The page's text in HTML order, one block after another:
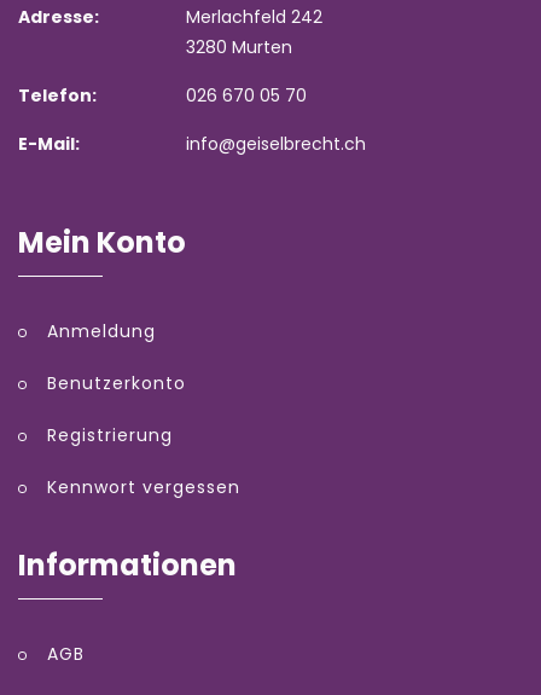
Adresse:
Merlachfeld 242
3280 Murten
Telefon:
026 670 05 70
E-Mail:
info@geiselbrecht.ch
Mein Konto
Anmeldung
Benutzerkonto
Registrierung
Kennwort vergessen
Informationen
AGB